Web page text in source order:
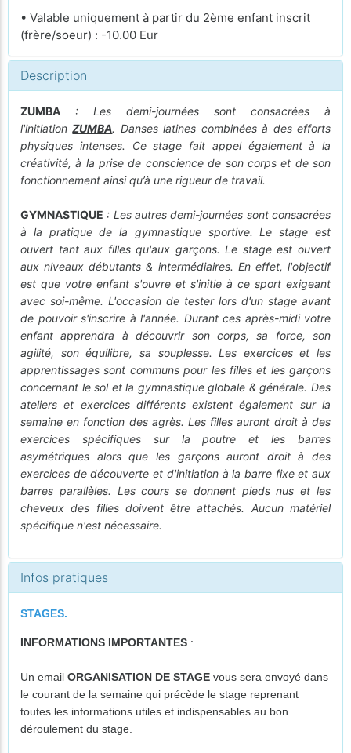
• Valable uniquement à partir du 2ème enfant inscrit
(frère/soeur) : -10.00 Eur
Description
ZUMBA : Les demi-journées sont consacrées à
l'initiationZUMBA. Danses latines combinées à des efforts
physiques intenses. Ce stage fait appel également à la
créativité, à la prise de conscience de son corps et de son
fonctionnement ainsi qu’à une rigueur de travail.
GYMNASTIQUE : Les autres demi-journées sont consacrées
à la pratique de la gymnastique sportive. Le stage est
ouvert tant aux filles qu'aux garçons. Le stage est ouvert
aux niveaux débutants & intermédiaires. En effet, l'objectif
est que votre enfant s'ouvre et s'initie à ce sport exigeant
avec soi-même. L'occasion de tester lors d'un stage avant
de pouvoir s'inscrire à l'année. Durant ces après-midi votre
enfant apprendra à découvrir son corps, sa force, son
agilité, son équilibre, sa souplesse. Les exercices et les
apprentissages sont communs pour les filles et les garçons
concernant le sol et la gymnastique globale & générale. Des
ateliers et exercices différents existent également sur la
semaine en fonction des agrès. Les filles auront droit à des
exercices spécifiques sur la poutre et les barres
asymétriques alors que les garçons auront droit à des
exercices de découverte et d'initiation à la barre fixe et aux
barres parallèles. Les cours se donnent pieds nus et les
cheveux des filles doivent être attachés. Aucun matériel
spécifique n'est nécessaire.
Infos pratiques
STAGES.
INFORMATIONS IMPORTANTES :
Un email ORGANISATION DE STAGE vous sera envoyé dans
le courant de la semaine qui précède le stage reprenant
toutes les informations utiles et indispensables au bon
déroulement du stage.